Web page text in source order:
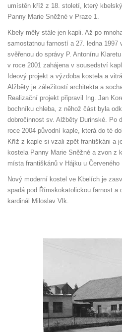
umístěn kříž z 18. století, který
Panny Marie Sněžné v Praze 1.
Kbely měly stále jen kapli. Až po
samostatnou farností a 27. ledna 1997
svěřenou do správy P. Antonínu
v roce 2001 zahájena v sousedství
Ideový projekt a výzdoba kostela a
Alžběty je záležitostí architekta a
Realizační projekt připravil Ing. Jan
bochníku chleba, z něhož část byla
dobročinnost sv. Alžběty Durinské. Po
roce 2004 původní kaple, která do té
Kříž z kaple si vzali zpět františkáni a
kostela Panny Marie Sněžné a zvon z
místa františkánů v Hájku u Červeného
Nový moderní kostel ve Kbelích je
spadá pod Římskokatolickou farnost a
kardinál Miloslav Vlk.